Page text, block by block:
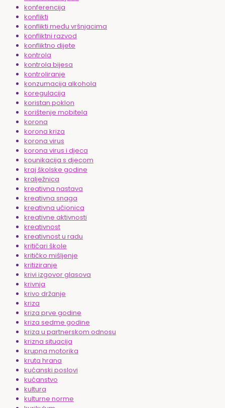
konferencija
konflikti
konflikti među vršnjacima
konfliktni razvod
konfliktno dijete
kontrola
kontrola bijesa
kontroliranje
konzumacija alkohola
koregulacija
koristan poklon
korištenje mobitela
korona
korona kriza
korona virus
korona virus i djeca
kounikacija s djecom
kraj školske godine
kralježnica
kreativna nastava
kreativna snaga
kreativna učionica
kreativne aktivnosti
kreativnost
kreativnost u radu
kritičari škole
kritičko mišljenje
kritiziranje
krivi izgovor glasova
krivnja
krivo držanje
kriza
kriza prve godine
kriza sedme godine
kriza u partnerskom odnosu
krizna situacija
krupna motorika
kruta hrana
kućanski poslovi
kućanstvo
kultura
kulturne norme